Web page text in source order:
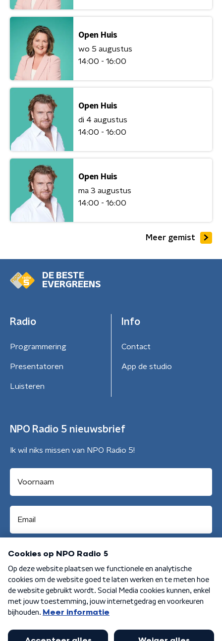
Open Huis
wo 5 augustus
14:00 - 16:00
Open Huis
di 4 augustus
14:00 - 16:00
Open Huis
ma 3 augustus
14:00 - 16:00
Meer gemist
DE BESTE
EVERGREENS
Radio
Programmering
Presentatoren
Luisteren
Info
Contact
App de studio
NPO Radio 5 nieuwsbrief
Ik wil niks missen van NPO Radio 5!
Aanmelden
Algemene voorwaarden